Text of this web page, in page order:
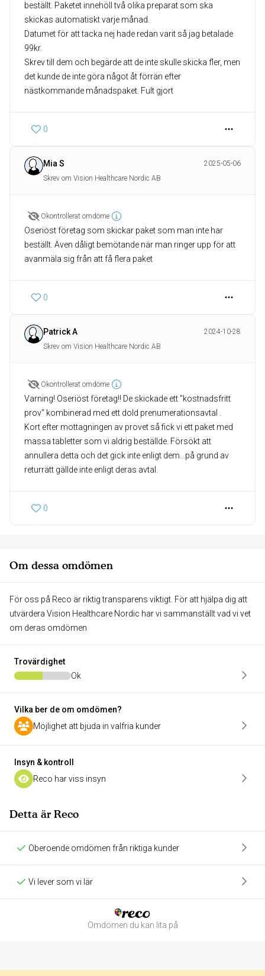
Om dessa omdömen
För oss på Reco är riktig transparens viktigt. För att hjälpa dig att
utvärdera Vision Healthcare Nordic har vi sammanställt vad vi vet
om deras omdömen
Trovärdighet
Ok
Vilka ber de om omdömen?
Möjlighet att bjuda in valfria kunder
Insyn & kontroll
Reco har viss insyn
Detta är Reco
Oberoende omdömen från riktiga kunder
Vi lever som vi lär
Omdömen du kan lita på
beställt. Paketet innehöll två olika preparat som ska
skickas automatiskt varje månad.
Datumet för att tacka nej hade redan varit så jag betalade
99kr.
Skrev till dem och begärde att de inte skulle skicka fler, men
det kunde de inte göra något åt förrän efter
nästkommande månadspaket. Fult gjort
0
Mia S
2025-05-06
Skrev om Vision Healthcare Nordic AB
Okontrollerat omdöme
Oseriöst företag som skickar paket som man inte har
beställt. Även dåligt bemötande när man ringer upp för att
avanmäla sig från att få flera paket
0
Patrick A
2024-10-28
Skrev om Vision Healthcare Nordic AB
Okontrollerat omdöme
Varning! Oseriöst företag!! De skickade ett "kostnadsfritt
prov" kombinerad med ett dold prenumerationsavtal .
Kort efter mottagningen av provet så fick vi ett paket med
massa tabletter som vi aldrig beställde. Försökt att
annullera detta och det gick inte enligt dem...på grund av
returrätt gällde inte enligt deras avtal.
0